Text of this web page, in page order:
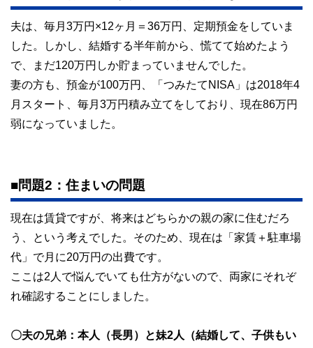
夫は、毎月3万円×12ヶ月＝36万円、定期預金をしていま
した。しかし、結婚する半年前から、慌てて始めたよう
で、まだ120万円しか貯まっていませんでした。
妻の方も、預金が100万円、「つみたてNISA」は2018年4
月スタート、毎月3万円積み立てをしており、現在86万円
弱になっていました。
■問題2：住まいの問題
現在は賃貸ですが、将来はどちらかの親の家に住むだろ
う、という考えでした。そのため、現在は「家賃＋駐車場
代」で月に20万円の出費です。
ここは2人で悩んでいても仕方がないので、両家にそれぞ
れ確認することにしました。
〇夫の兄弟：本人（長男）と妹2人（結婚して、子供もい